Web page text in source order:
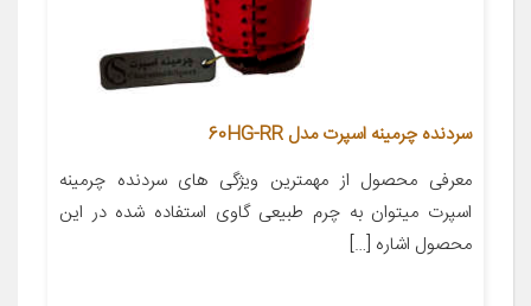
سردنده چرمینه اسپرت مدل 60HG-RR
معرفی محصول از مهمترین ویژگی های سردنده چرمینه
اسپرت میتوان به چرم طبیعی گاوی استفاده شده در این
محصول اشاره […]